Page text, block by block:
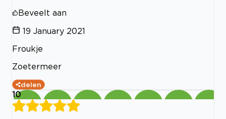
Beveelt aan
19 January 2021
Froukje
Zoetermeer
delen
10